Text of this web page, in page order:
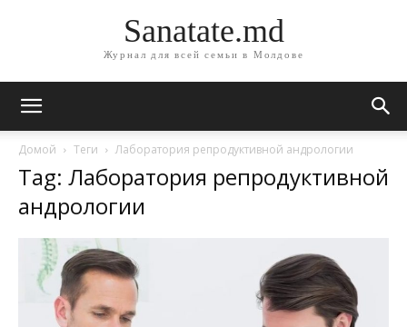
Sanatate.md
Журнал для всей семьи в Молдове
Домой Теги Лаборатория репродуктивной андрологии
Tag: Лаборатория репродуктивной
андрологии